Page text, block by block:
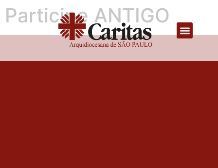
Participe ANTIGO